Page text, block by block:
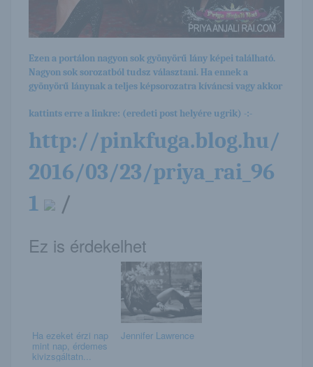
Ezen a portálon nagyon sok gyönyörű lány képei található.
Nagyon sok sorozatból tudsz választani. Ha ennek a
gyönyörű lánynak a teljes képsorozatra kíváncsi vagy akkor
kattints erre a linkre: (eredeti post helyére ugrik) -:-
http://pinkfuga.blog.hu/
2016/03/23/priya_rai_96
1
/
Ez is érdekelhet
Ha ezeket érzi nap
mint nap, érdemes
kivizsgáltatn...
Jennifer Lawrence